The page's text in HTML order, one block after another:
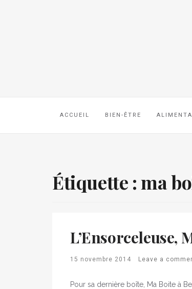
ACCUEIL BIEN-ÊTRE
Étiquette :ma
L’Ensorceleuse,
15 novembre 2014 Leave a
Pour sa dernière boîte, Ma Boite à